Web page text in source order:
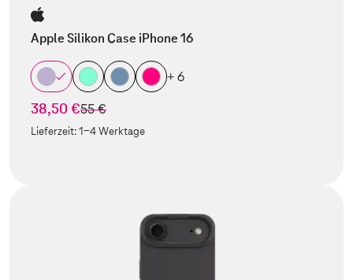
Apple Silikon Case iPhone 16
+ 6
38,50 €statt
55 €
Lieferzeit:1-4 Werktage